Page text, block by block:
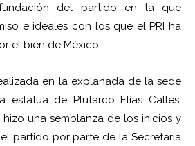
del partido en la que
e ideales con los que el PRI ha
el bien de México.
en la explanada de la sede
estatua de Plutarco Elías Calles,
hizo una semblanza de los inicios y
partido por parte de la Secretaria